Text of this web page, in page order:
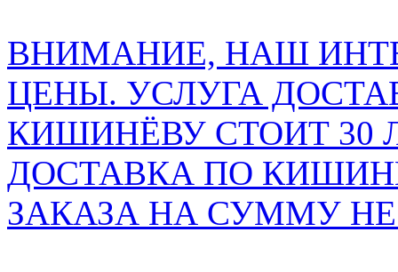
ВНИМАНИЕ, НАШ
ЦЕНЫ. УСЛУГА
КИШИНЁВУ СТОИТ 30
ДОСТАВКА ПО
ЗАКАЗА НА СУММУ НЕ